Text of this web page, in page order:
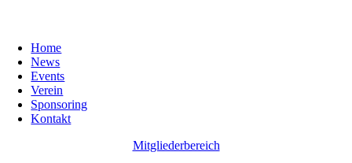
Home
News
Events
Verein
Sponsoring
Kontakt
Mitgliederbereich